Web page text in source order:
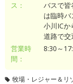
ス：
バスで
は臨時
小川IC
道路で交
営業時
間：
8:30～
牧場・レジャー＆リ